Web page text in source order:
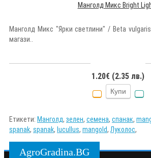
Манголд Микс Bright
Манголд Микс "Ярки светлини" / Beta
магази..
1.20€ (2.35 лв.)
Купи
Етикети: Манголд, зелен, семена, спанак,
spanak, spanak, lucullus, mangold, Луколос,
AgroGradina.BG